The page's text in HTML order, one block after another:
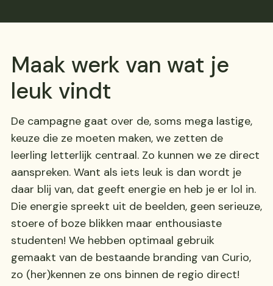
Maak werk van wat je
leuk vindt
De campagne gaat over de, soms mega lastige,
keuze die ze moeten maken, we zetten de
leerling letterlijk centraal. Zo kunnen we ze direct
aanspreken. Want als iets leuk is dan wordt je
daar blij van, dat geeft energie en heb je er lol in.
Die energie spreekt uit de beelden, geen serieuze,
stoere of boze blikken maar enthousiaste
studenten! We hebben optimaal gebruik
gemaakt van de bestaande branding van Curio,
zo (her)kennen ze ons binnen de regio direct!